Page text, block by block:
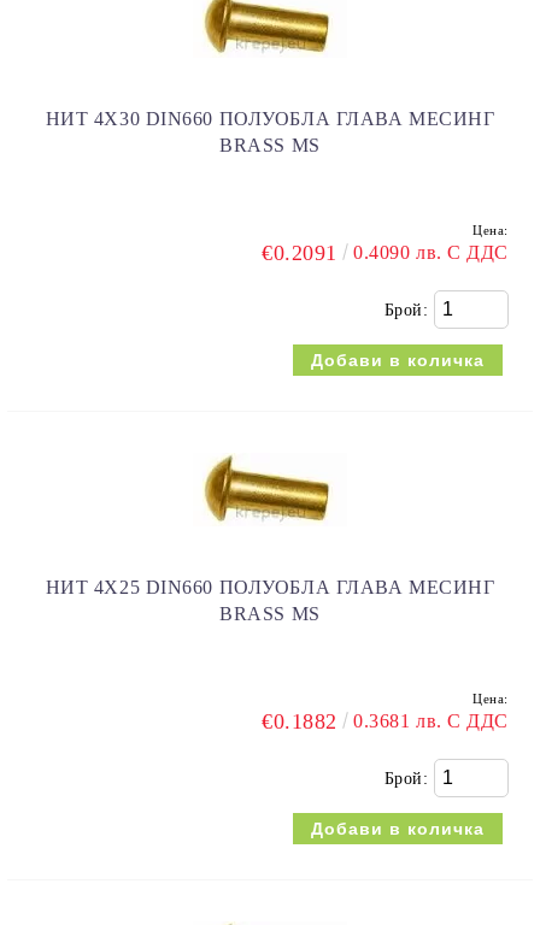
НИТ 4Х30 DIN660 ПОЛУОБЛА ГЛАВА МЕСИНГ
BRASS MS
Цена:
€0.2091 0.4090 лв. С ДДС
Брой:
НИТ 4Х25 DIN660 ПОЛУОБЛА ГЛАВА МЕСИНГ
BRASS MS
Цена:
€0.1882 0.3681 лв. С ДДС
Брой: